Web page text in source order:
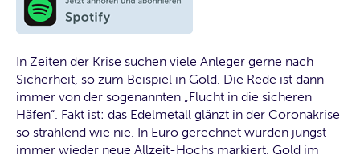
In Zeiten der Krise suchen viele Anleger gerne nach
Sicherheit, so zum Beispiel in Gold. Die Rede ist dann
immer von der sogenannten „Flucht in die sicheren
Häfen“. Fakt ist: das Edelmetall glänzt in der Coronakrise
so strahlend wie nie. In Euro gerechnet wurden jüngst
immer wieder neue Allzeit-Hochs markiert. Gold im